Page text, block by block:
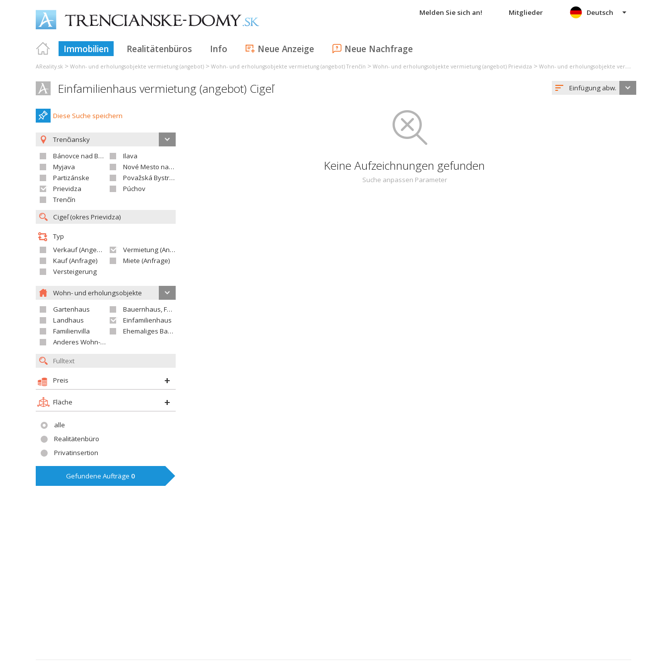
Melden Sie sich an! Mitglieder
Immobilien Realitätenbüros Info Neue Anzeige Neue Nachfrage
Deutsch
AReality.sk > Wohn- und erholungsobjekte vermietung (angebot) > Wohn- und erholungsobjekte vermietung (angebot) Trenčín > Wohn- und erholungsobjekte vermietung (angebot) Prievidza > Wohn- und erholungsobjekte vermietung (angebot) Cigeľ
Einfamilienhaus vermietung (angebot) Cigeľ Einfügung abw.
Diese Suche speichern
Trenčiansky
Bánovce nad Bebravou
Ilava
Myjava
Nové Mesto nad Váhom
Partizánske
Považská Bystrica
Prievidza
Púchov
Trenčín
Typ
Verkauf (Angebot)
Vermietung (Angebot)
Kauf (Anfrage)
Miete (Anfrage)
Versteigerung
Wohn- und erholungsobjekte
Gartenhaus
Bauernhaus, Ferienhaus
Landhaus
Einfamilienhaus
Familienvilla
Ehemaliges Bauerngut
Anderes Wohn- oder Ferienobjekt
Preis
Fläche
alle
Realitätenbüro
Privatinsertion
Gefundene Aufträge 0
Keine Aufzeichnungen gefunden
Suche anpassen Parameter